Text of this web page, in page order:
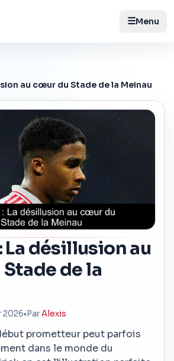
☰Menu
au cœur du Stade de la Meinau
La désillusion au
de la
2026• ParAlexis
prometteur peut parfois
dans le monde du